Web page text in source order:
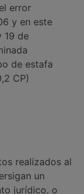
error
y en este
19 de
de estafa
CP)
realizados al
un
jurídico, o